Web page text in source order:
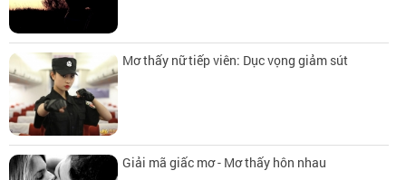
Mơ thấy nữ tiếp viên: Dục vọng giảm sút
Giải mã giấc mơ - Mơ thấy hôn nhau